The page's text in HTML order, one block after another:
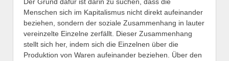
Der Grund dafür ist darin zu suchen, dass die
Menschen sich im Kapitalismus nicht direkt aufeinander
beziehen, sondern der soziale Zusammenhang in lauter
vereinzelte Einzelne zerfällt. Dieser Zusammenhang
stellt sich her, indem sich die Einzelnen über die
Produktion von Waren aufeinander beziehen. Über den